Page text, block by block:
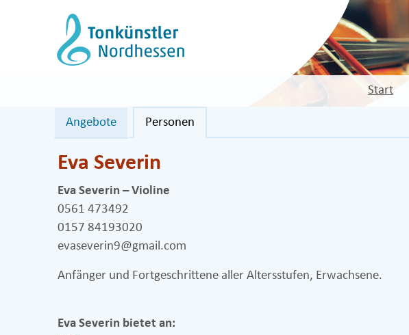
Start
Angebote Personen
Eva Severin
Eva Severin – Violine
0561 473492
0157 84193020
evaseverin9@gmail.com
Anfänger und Fortgeschrittene aller Altersstufen, Erwachsene.
Eva Severin bietet an: